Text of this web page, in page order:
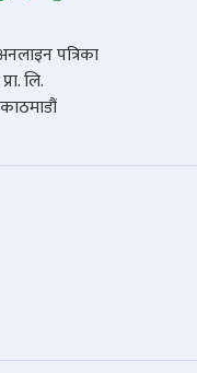
पत्रिका
लि.